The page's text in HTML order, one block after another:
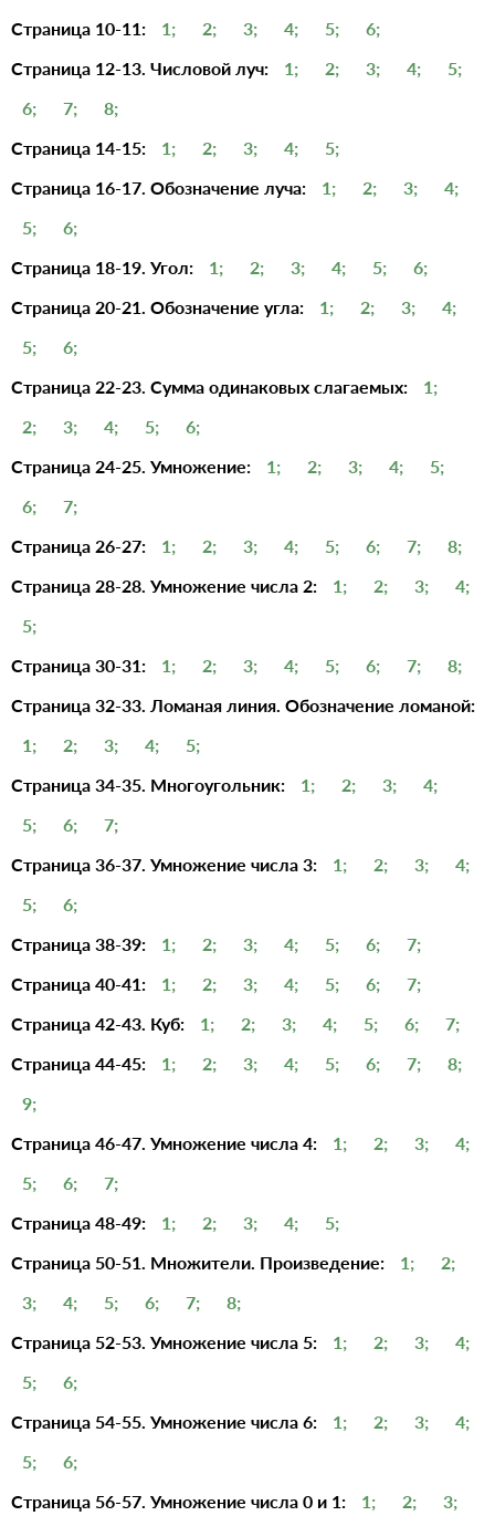
Страница 10-11:
1; 2; 3; 4; 5;
6;
Страница 12-13. Числовой луч:
1; 2; 3; 4;
5;
6;
7;
8;
Страница 14-15:
1; 2; 3; 4;
5;
Страница 16-17. Обозначение луча:
1; 2; 3;
4;
5;
6;
Страница 18-19. Угол:
1; 2; 3; 4; 5;
6;
Страница 20-21. Обозначение угла:
1; 2; 3;
4;
5;
6;
Страница 22-23. Сумма одинаковых слагаемых:
1;
2;
3; 4; 5;
6;
Страница 24-25. Умножение:
1; 2; 3; 4;
5;
6;
7;
Страница 26-27:
1; 2; 3; 4; 5; 6; 7;
8;
Страница 28-28. Умножение числа 2:
1; 2; 3;
4;
5;
Страница 30-31:
1; 2; 3; 4; 5; 6; 7;
8;
Страница 32-33. Ломаная линия. Обозначение ломаной:
1;
2; 3; 4;
5;
Страница 34-35. Многоугольник:
1; 2; 3;
4;
5;
6;
7;
Страница 36-37. Умножение числа 3:
1; 2; 3;
4;
5;
6;
Страница 38-39:
1; 2; 3; 4; 5; 6;
7;
Страница 40-41:
1; 2; 3; 4; 5; 6;
7;
Страница 42-43. Куб:
1; 2; 3; 4; 5; 6;
7;
Страница 44-45:
1; 2; 3; 4; 5; 6; 7;
8;
9;
Страница 46-47. Умножение числа 4:
1; 2; 3;
4;
5;
6;
7;
Страница 48-49:
1; 2; 3; 4;
5;
Страница 50-51. Множители. Произведение:
1;
2;
3;
4; 5; 6; 7;
8;
Страница 52-53. Умножение числа 5:
1; 2; 3;
4;
5;
6;
Страница 54-55. Умножение числа 6:
1; 2; 3;
4;
5;
6;
Страница 56-57. Умножение числа 0 и 1:
1; 2; 3;